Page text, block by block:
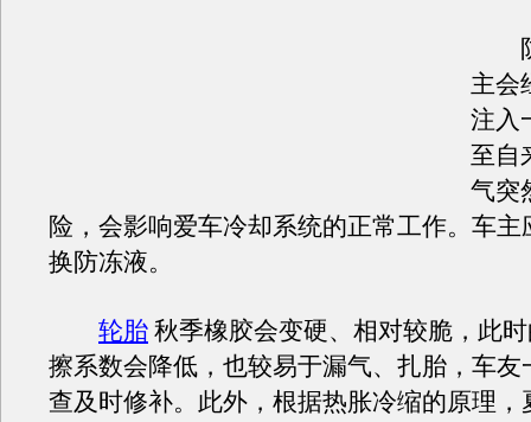
防
主会
注入
至自
气突
险，会影响爱车冷却系统的正常工作。车主
换防冻液。
轮胎 秋季橡胶会变硬、相对较脆，此
擦系数会降低，也较易于漏气、扎胎，车友
查及时修补。此外，根据热胀冷缩的原理，